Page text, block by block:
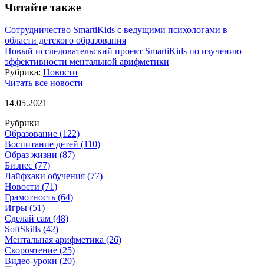
Читайте также
Сотрудничество SmartiKids с ведущими психологами в
области детского образования
Новый исследовательский проект SmartiKids по изучению
эффективности ментальной арифметики
Рубрика: Новости
Читать все новости
14.05.2021
Рубрики
Образование (122)
Воспитание детей (110)
Образ жизни (87)
Бизнес (77)
Лайфхаки обучения (77)
Новости (71)
Грамотность (64)
Игры (51)
Сделай сам (48)
SoftSkills (42)
Ментальная арифметика (26)
Скорочтение (25)
Видео-уроки (20)